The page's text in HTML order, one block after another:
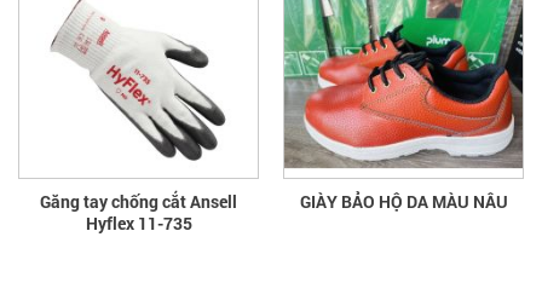
Găng tay chống cắt Ansell
Hyflex 11-735
GIÀY BẢO HỘ DA MÀU NÂU